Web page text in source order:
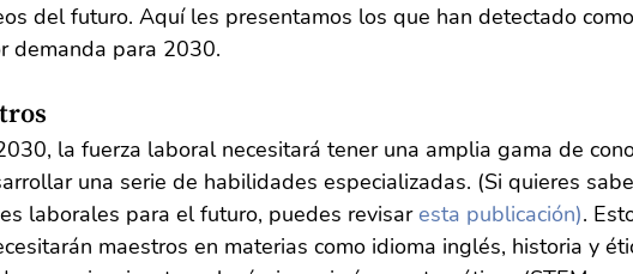
del futuro. Aquí les presentamos los que han detectado
demanda para 2030.
la fuerza laboral necesitará tener una amplia gama de
una serie de habilidades especializadas. (Si quieres
laborales para el futuro, puedes revisar esta publicación).
maestros en materias como idioma inglés, historia y